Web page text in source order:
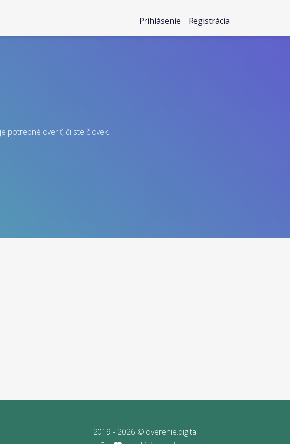
Prihlásenie Registrácia
je potrebné overiť, či ste človek.
2019 - 2026 © overenie.digital